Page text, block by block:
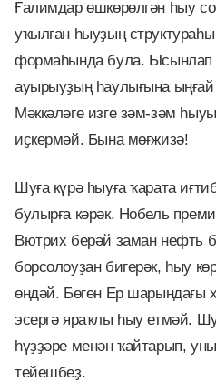
Ғалимдар өшкөрөлгән һыу
уҡылған һыуҙың
формаһында була. Ысынлап
ауырыуҙың һаулығына ыңғай
Мәккәләге изге зәм-зәм
иҫкермәй. Бына мөғжизә!
Шуға күрә һыуға ҡарата
булырға кәрәк. Нобель
Вютрих берәй заман нефть
борсолоуҙан бигерәк, һыу
өндәй. Бөгөн Ер шарындағы
эсергә яраҡлы һыу етмәй.
һүҙҙәре менән ҡайтарып,
тейешбеҙ.